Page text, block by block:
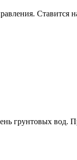
Ставится
грунтовых вод.